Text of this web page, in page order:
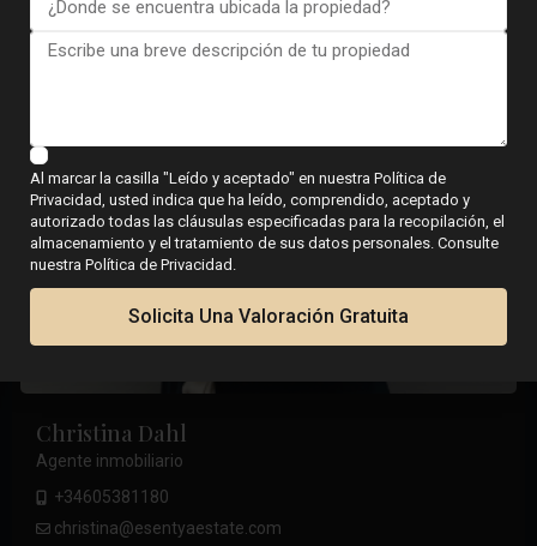
Christina Dahl
Agente inmobiliario
+34605381180
christina@esentyaestate.com
Al marcar la casilla "Leído y aceptado" en nuestra Política de
Privacidad, usted indica que ha leído, comprendido, aceptado y
autorizado todas las cláusulas especificadas para la recopilación, el
almacenamiento y el tratamiento de sus datos personales. Consulte
nuestra Política de Privacidad.
Solicita Una Valoración Gratuita